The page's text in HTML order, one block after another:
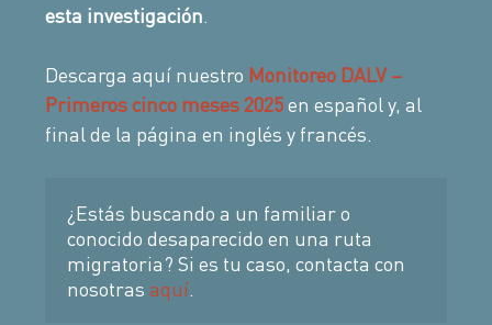
esta investigación.
Descarga aquí nuestro Monitoreo DALV –
Primeros cinco meses 2025en español y, al
final de la página en inglés y francés.
¿Estás buscando a un familiar o
conocido desaparecido en una ruta
migratoria? Si es tu caso, contacta con
nosotras aquí.